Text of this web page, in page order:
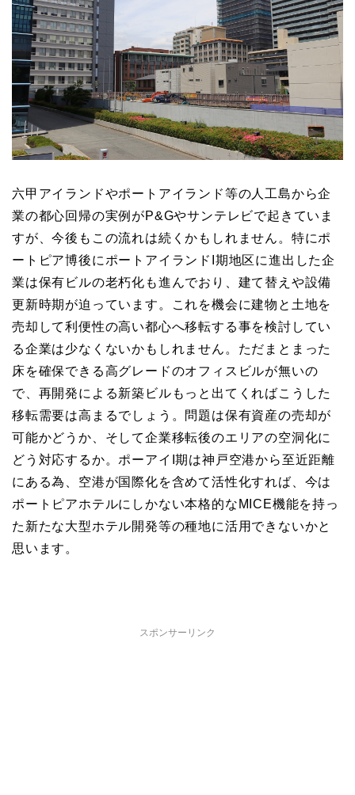
六甲アイランドやポートアイランド等の人工島から企
業の都心回帰の実例がP&Gやサンテレビで起きていま
すが、今後もこの流れは続くかもしれません。特にポ
ートピア博後にポートアイランドI期地区に進出した企
業は保有ビルの老朽化も進んでおり、建て替えや設備
更新時期が迫っています。これを機会に建物と土地を
売却して利便性の高い都心へ移転する事を検討してい
る企業は少なくないかもしれません。ただまとまった
床を確保できる高グレードのオフィスビルが無いの
で、再開発による新築ビルもっと出てくればこうした
移転需要は高まるでしょう。問題は保有資産の売却が
可能かどうか、そして企業移転後のエリアの空洞化に
どう対応するか。ポーアイI期は神戸空港から至近距離
にある為、空港が国際化を含めて活性化すれば、今は
ポートピアホテルにしかない本格的なMICE機能を持っ
た新たな大型ホテル開発等の種地に活用できないかと
思います。
スポンサーリンク